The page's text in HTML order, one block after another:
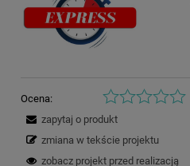
Ocena:
zapytaj o produkt
zmiana w tekście projektu
zobacz projekt przed realizacją